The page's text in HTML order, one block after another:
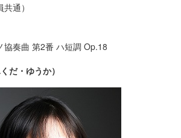
通）
協奏曲 第2番 ハ短調 Op.18
だ・ゆうか）